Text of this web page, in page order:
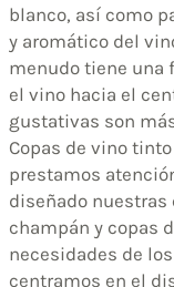
blanco, así como
y aromático del
menudo tiene una
el vino hacia el
gustativas son
Copas de vino
prestamos
diseñado nuestras
champán y copas
necesidades de
centramos en el